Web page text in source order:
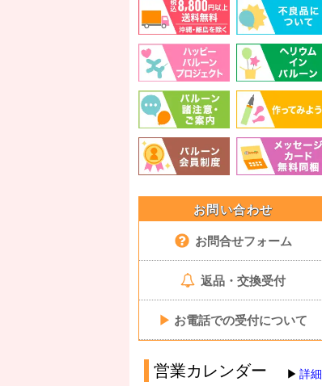
お問い合わせ
お問合せフォーム
返品・交換受付
▶ お電話での受付について
営業カレンダー 詳細